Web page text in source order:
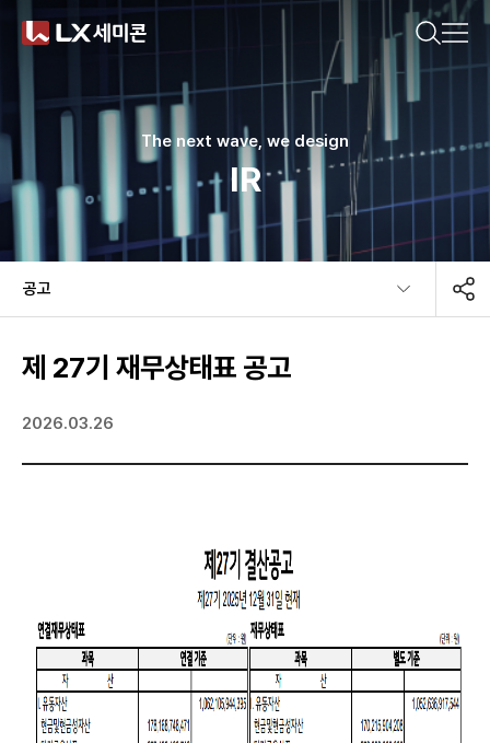
KRENCN(简体)CN(繁體)
기업소개
제품소개
지속가능경영
궁금한 내용을 검색해보세요.
#DDI
#Timing Controller
#MCU
#Motor IC
#방열기판
#Ceramic Substrate
The next wave, we design
IR
공고​
제 27기 재무상태표 공고
2026.03.26